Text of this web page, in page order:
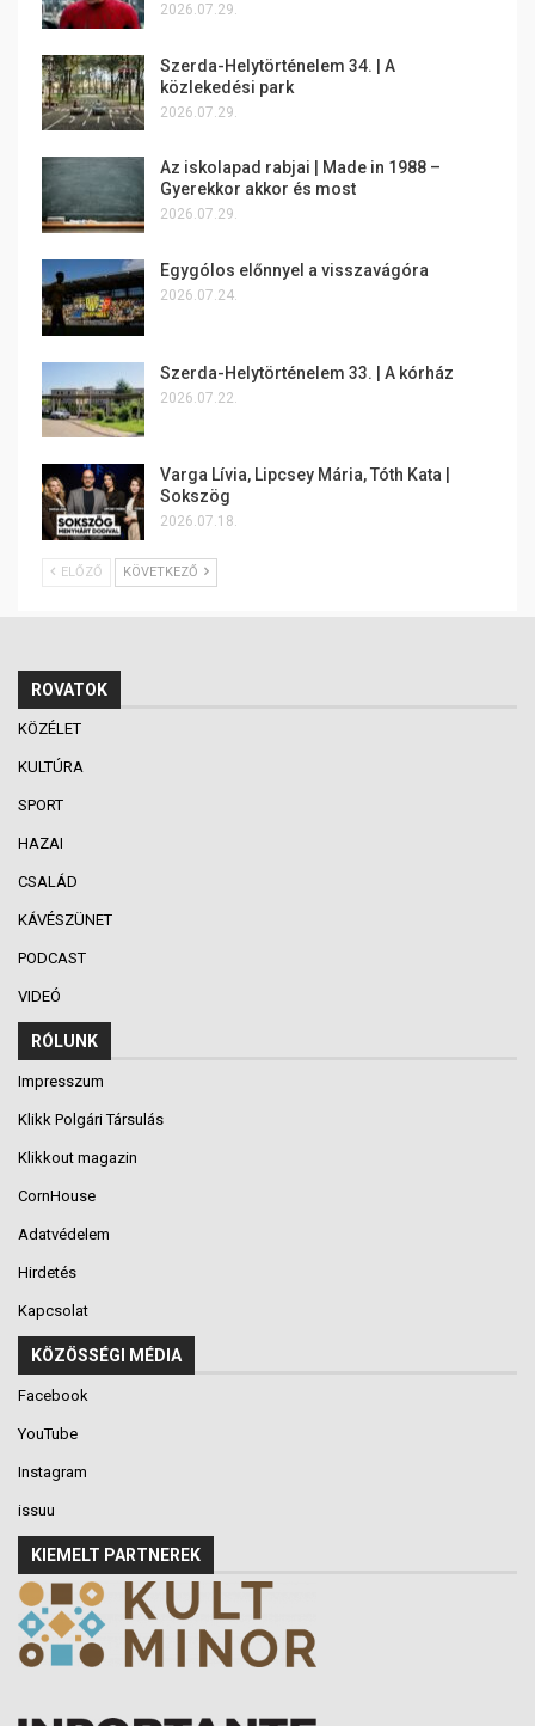
2026.07.29.
Szerda-Helytörténelem 34. | A
közlekedési park
2026.07.29.
Az iskolapad rabjai | Made in 1988 –
Gyerekkor akkor és most
2026.07.29.
Egygólos előnnyel a visszavágóra
2026.07.24.
Szerda-Helytörténelem 33. | A kórház
2026.07.22.
Varga Lívia, Lipcsey Mária, Tóth Kata |
Sokszög
2026.07.18.
ELŐZŐ KÖVETKEZŐ
ROVATOK
KÖZÉLET
KULTÚRA
SPORT
HAZAI
CSALÁD
KÁVÉSZÜNET
PODCAST
VIDEÓ
RÓLUNK
Impresszum
Klikk Polgári Társulás
Klikkout magazin
CornHouse
Adatvédelem
Hirdetés
Kapcsolat
KÖZÖSSÉGI MÉDIA
Facebook
YouTube
Instagram
issuu
KIEMELT PARTNEREK